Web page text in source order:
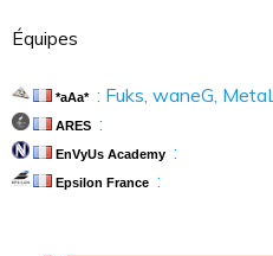
Équipes
*aAa* : Fuks, waneG,
ARES :
EnVyUs Academy :
Epsilon France :